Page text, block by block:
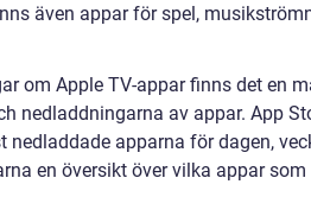
även appar för spel,
om Apple TV-appar finns det en
nedladdningarna av appar. App
nedladdade apparna för dagen,
en översikt över vilka appar